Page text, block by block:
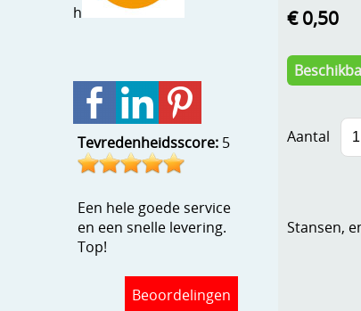
h
Tevredenheidsscore: 5
Een hele goede service
en een snelle levering.
Top!
Beoordelingen
€ 0,50
Aantal
Stansen,